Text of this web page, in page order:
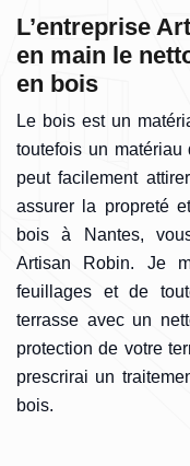
L’entreprise
en main le
en bois
Le bois est un
toutefois un matériau
peut facilement
assurer la propreté
bois à Nantes,
Artisan Robin. Je
feuillages et de
terrasse avec un
protection de votre
prescrirai un
bois.